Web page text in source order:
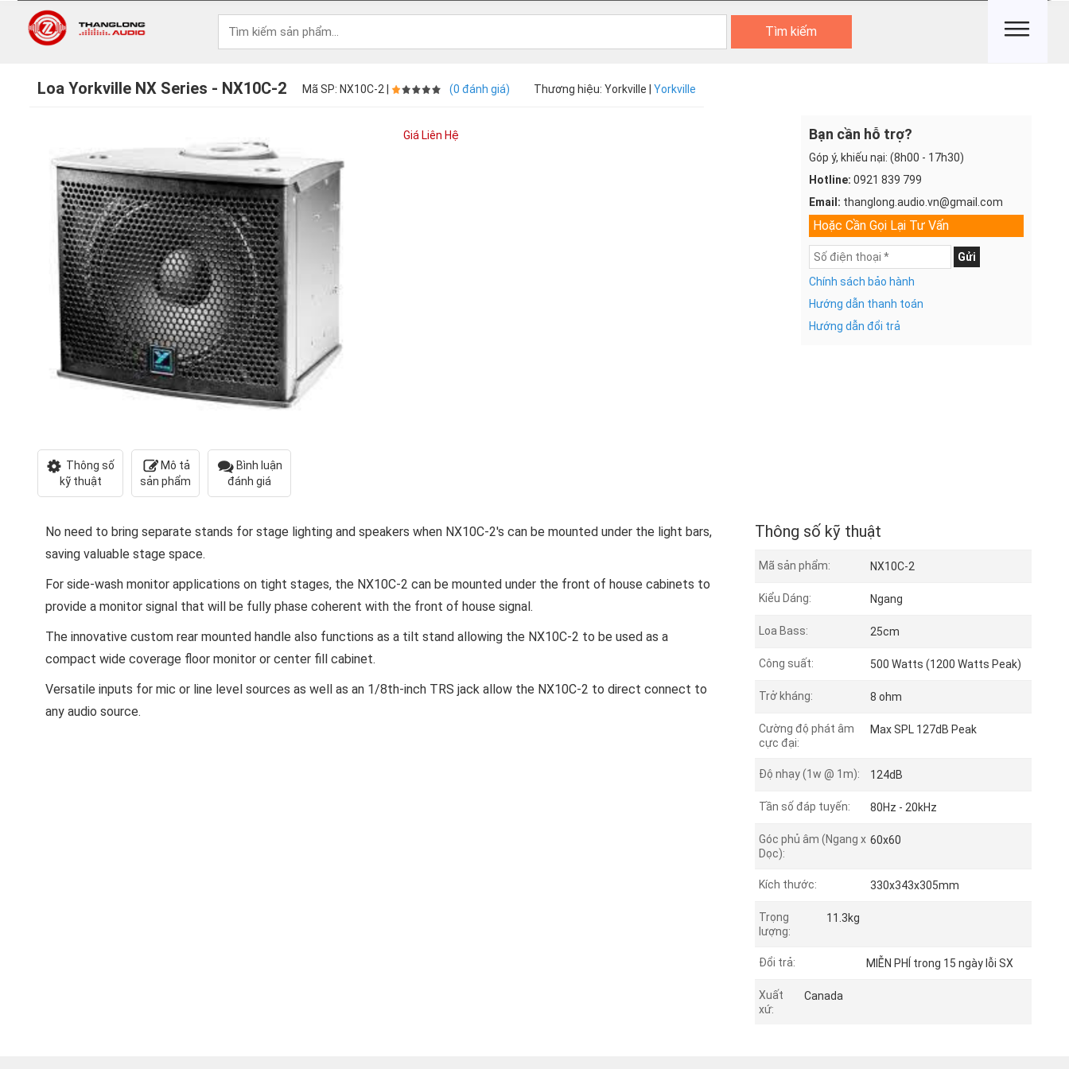
Tìm kiếm
Loa Yorkville NX Series - NX10C-2 Mã SP: NX10C-2 | (0 đánh giá) Thương hiệu: Yorkville | Yorkville
Thông số
kỹ thuật
Mô tả
sản phẩm
Bình luận
đánh giá
Giá Liên Hệ Bạn cần hỗ trợ?
Góp ý, khiếu nại: (8h00 - 17h30)
Hotline: 0921 839 799
Email: thanglong.audio.vn@gmail.com
Hoặc Cần Gọi Lại Tư Vấn
Gửi
Chính sách bảo hành
Hướng dẫn thanh toán
Hướng dẫn đổi trả
No need to bring separate stands for stage lighting and speakers when NX10C-2's can be mounted under the light bars,
saving valuable stage space.
For side-wash monitor applications on tight stages, the NX10C-2 can be mounted under the front of house cabinets to
provide a monitor signal that will be fully phase coherent with the front of house signal.
The innovative custom rear mounted handle also functions as a tilt stand allowing the NX10C-2 to be used as a
compact wide coverage floor monitor or center fill cabinet.
Versatile inputs for mic or line level sources as well as an 1/8th-inch TRS jack allow the NX10C-2 to direct connect to
any audio source.
Thông số kỹ thuật
Mã sản phẩm: NX10C-2
Kiểu Dáng: Ngang
Loa Bass: 25cm
Công suất: 500 Watts (1200 Watts Peak)
Trở kháng: 8 ohm
Cường độ phát âm
cực đại:
Max SPL 127dB Peak
Độ nhạy (1w @ 1m): 124dB
Tần số đáp tuyến: 80Hz - 20kHz
Góc phủ âm (Ngang x
Dọc):
60x60
Kích thước: 330x343x305mm
Trọng
lượng:
11.3kg
Đổi trả: MIỄN PHÍ trong 15 ngày lỗi SX
Xuất
xứ:
Canada